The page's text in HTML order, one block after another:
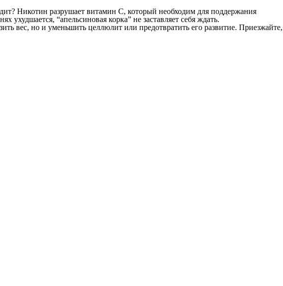
Никотин разрушает витамин С, который необходим для поддержания
ухудшается, “апельсиновая корка” не заставляет себя ждать.
вес, но и уменьшить целлюлит или предотвратить его развитие. Приезжайте,